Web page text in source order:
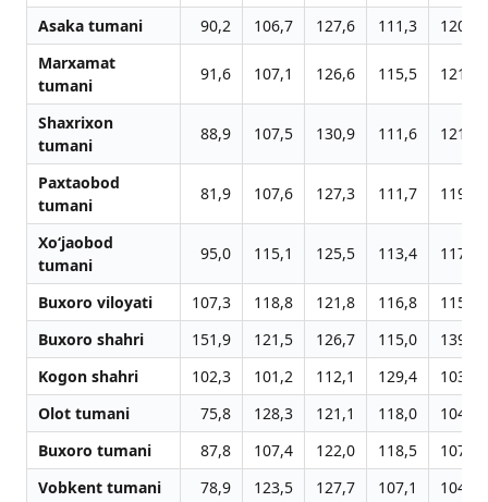
Asaka tumani 90,2 106,7 127,6 111,3
120,1
Marxamat
tumani
91,6 107,1 126,6 115,5 121,0
Shaxrixon
tumani
88,9 107,5 130,9 111,6 121,6
Paxtaobod
tumani
81,9 107,6 127,3 111,7 119,5
Xo‘jaobod
tumani
95,0 115,1 125,5 113,4 117,3
Buxoro viloyati 107,3 118,8 121,8 116,8
115,8
Buxoro shahri
151,9 121,5 126,7 115,0
139,8
Kogon shahri
102,3 101,2 112,1 129,4
103,9
Olot tumani
75,8 128,3 121,1 118,0
104,3
Buxoro tumani
87,8 107,4 122,0 118,5
107,9
Vobkent tumani
78,9 123,5 127,7 107,1
104,2